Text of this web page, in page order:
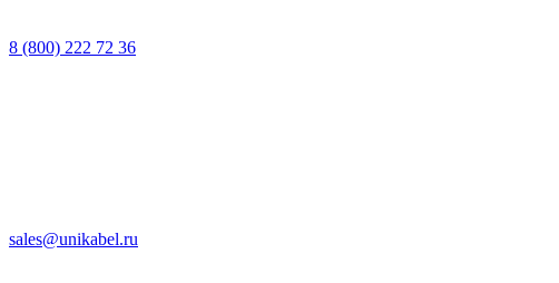
8 (800) 222 72 36
sales@unikabel.ru